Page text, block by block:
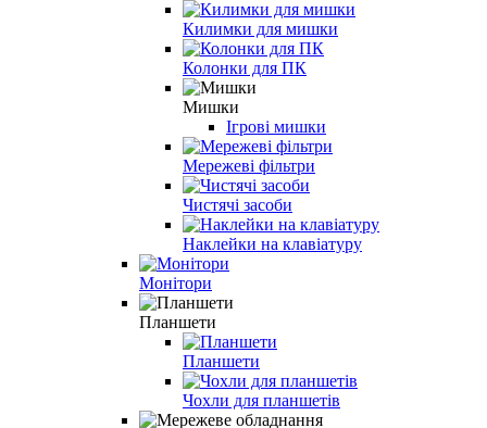
Килимки для мишки
Колонки для ПК
Мишки
Ігрові мишки
Мережеві фільтри
Чистячі засоби
Наклейки на клавіатуру
Монітори
Планшети
Планшети
Чохли для планшетів